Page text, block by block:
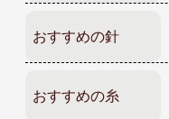
おすすめの針
おすすめの糸